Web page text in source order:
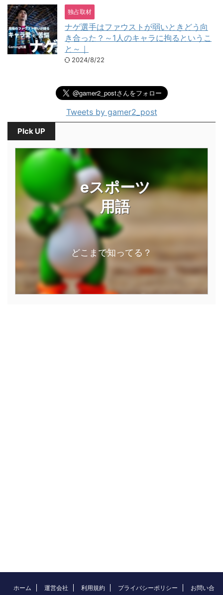
独占取材
ナゲ選手はファウストが弱いときどう向
き合った？～1人のキャラに拘るというこ
と～｜
2024/8/22
Tweets by gamer2_post
PIck UP
eスポーツ
用語
どこまで知ってる？
ホーム 運営会社 利用規約 プライバシーポリシー
お問い合